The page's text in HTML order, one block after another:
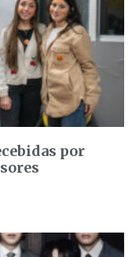
por